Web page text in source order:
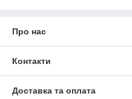
Про нас
Контакти
Доставка та оплата